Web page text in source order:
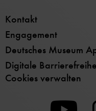
Kontakt
Engagement
Deutsches Museum
Digitale
Cookies verwalten
Zu